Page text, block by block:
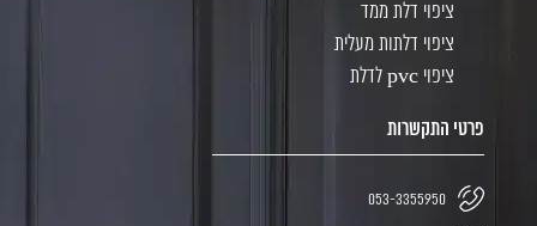
ציפוי דלת ממד
ציפוי דלתות מעלית
ציפוי pvc לדלת
פרטי התקשרות
053-3355950